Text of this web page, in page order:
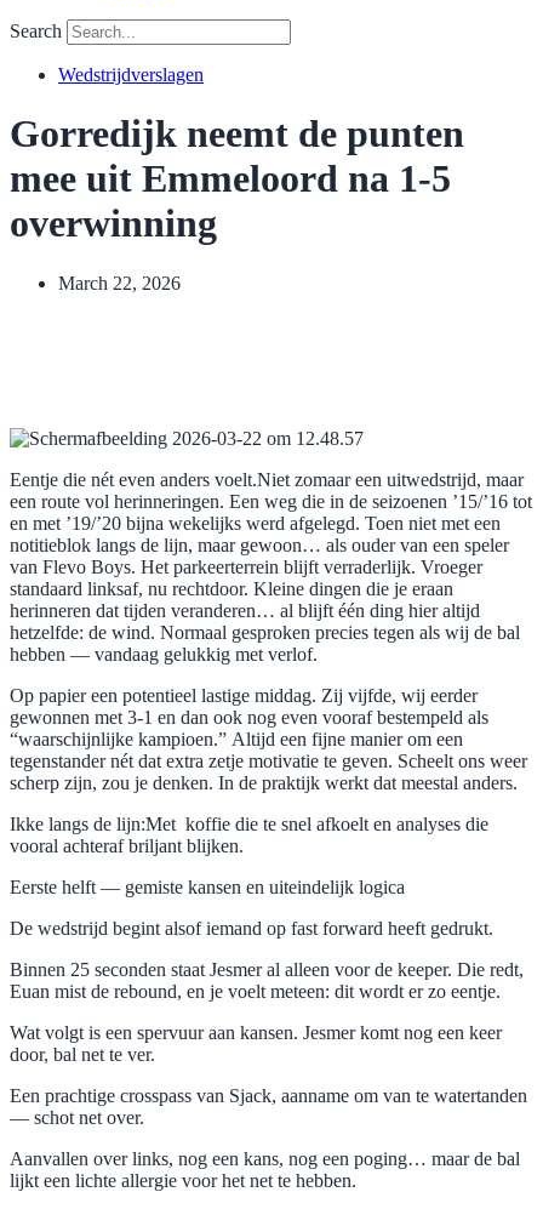
Search
Wedstrijdverslagen
Gorredijk neemt de punten
mee uit Emmeloord na 1-5
overwinning
March 22, 2026
Eentje die nét even anders voelt.Niet zomaar een uitwedstrijd, maar
een route vol herinneringen. Een weg die in de seizoenen ’15/’16 tot
en met ’19/’20 bijna wekelijks werd afgelegd. Toen niet met een
notitieblok langs de lijn, maar gewoon… als ouder van een speler
van Flevo Boys. Het parkeerterrein blijft verraderlijk. Vroeger
standaard linksaf, nu rechtdoor. Kleine dingen die je eraan
herinneren dat tijden veranderen… al blijft één ding hier altijd
hetzelfde: de wind. Normaal gesproken precies tegen als wij de bal
hebben — vandaag gelukkig met verlof.
Op papier een potentieel lastige middag. Zij vijfde, wij eerder
gewonnen met 3-1 en dan ook nog even vooraf bestempeld als
“waarschijnlijke kampioen.” Altijd een fijne manier om een
tegenstander nét dat extra zetje motivatie te geven. Scheelt ons weer
scherp zijn, zou je denken. In de praktijk werkt dat meestal anders.
Ikke langs de lijn:Met koffie die te snel afkoelt en analyses die
vooral achteraf briljant blijken.
Eerste helft — gemiste kansen en uiteindelijk logica
De wedstrijd begint alsof iemand op fast forward heeft gedrukt.
Binnen 25 seconden staat Jesmer al alleen voor de keeper. Die redt,
Euan mist de rebound, en je voelt meteen: dit wordt er zo eentje.
Wat volgt is een spervuur aan kansen. Jesmer komt nog een keer
door, bal net te ver.
Een prachtige crosspass van Sjack, aanname om van te watertanden
— schot net over.
Aanvallen over links, nog een kans, nog een poging… maar de bal
lijkt een lichte allergie voor het net te hebben.